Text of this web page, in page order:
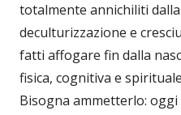
totalmente annichiliti
deculturizzazione e
fatti affogare fin dalla
fisica, cognitiva e
Bisogna ammetterlo: oggi